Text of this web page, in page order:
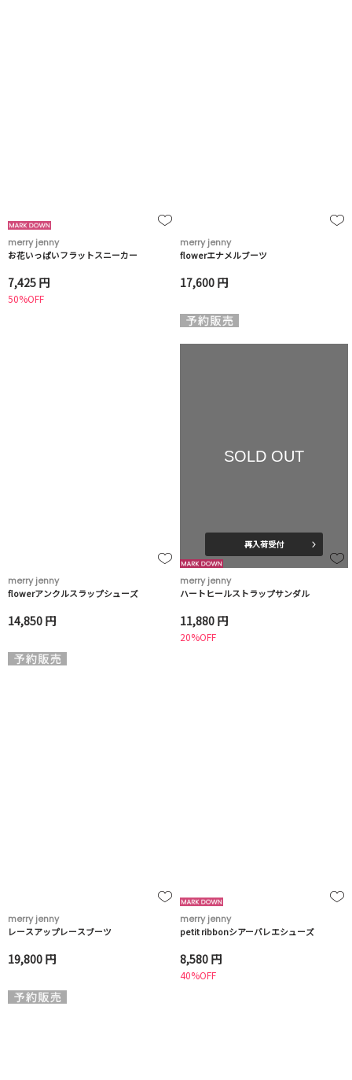
merry jenny
お花いっぱいフラットスニーカー
7,425 円
50%OFF
merry jenny
flowerエナメルブーツ
17,600 円
merry jenny
flowerアンクルスラップシューズ
14,850 円
SOLD OUT
再入荷受付
merry jenny
ハートヒールストラップサンダル
11,880 円
20%OFF
merry jenny
レースアップレースブーツ
19,800 円
merry jenny
petit ribbonシアーバレエシューズ
8,580 円
40%OFF